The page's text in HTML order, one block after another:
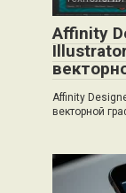
Affinity
Affinity
векторной